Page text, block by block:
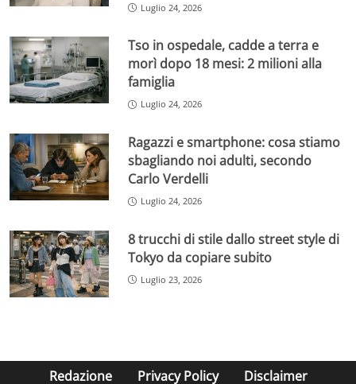
Luglio 24, 2026
Tso in ospedale, cadde a terra e
morì dopo 18 mesi: 2 milioni alla
famiglia
Luglio 24, 2026
Ragazzi e smartphone: cosa stiamo
sbagliando noi adulti, secondo
Carlo Verdelli
Luglio 24, 2026
8 trucchi di stile dallo street style di
Tokyo da copiare subito
Luglio 23, 2026
Redazione Privacy Policy Disclaimer